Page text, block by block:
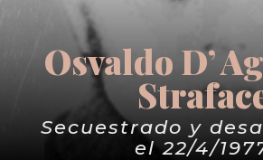
Osvaldo D’
Secuestrado y
el 22/4/